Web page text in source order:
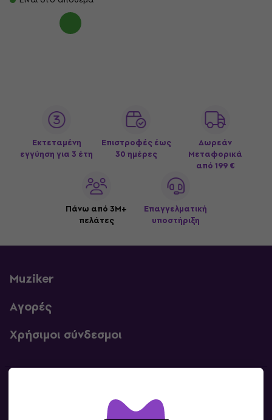
Εκτεταμένη
εγγύηση για 3 έτη
Επιστροφές έως
30 ημέρες
Δωρεάν
Μεταφορικά
από 199 €
Πάνω από 3M+
πελάτες
Επαγγελματική
υποστήριξη
Muziker
Αγορές
Χρήσιμοι σύνδεσμοι